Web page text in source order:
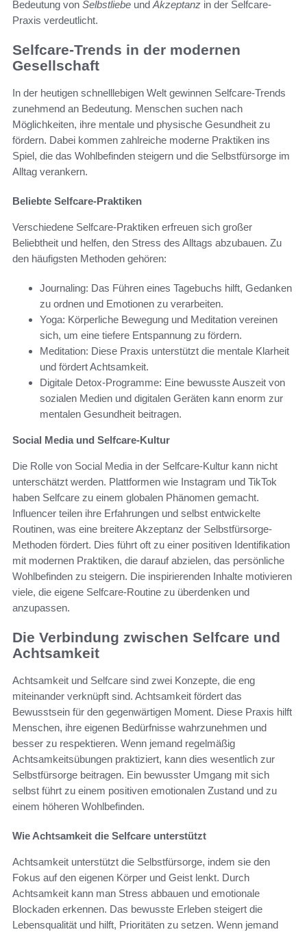
Bedeutung von Selbstliebe und Akzeptanz in der Selfcare-
Praxis verdeutlicht.
Selfcare-Trends in der modernen
Gesellschaft
In der heutigen schnelllebigen Welt gewinnen Selfcare-Trends
zunehmend an Bedeutung. Menschen suchen nach
Möglichkeiten, ihre mentale und physische Gesundheit zu
fördern. Dabei kommen zahlreiche moderne Praktiken ins
Spiel, die das Wohlbefinden steigern und die Selbstfürsorge im
Alltag verankern.
Beliebte Selfcare-Praktiken
Verschiedene Selfcare-Praktiken erfreuen sich großer
Beliebtheit und helfen, den Stress des Alltags abzubauen. Zu
den häufigsten Methoden gehören:
Journaling: Das Führen eines Tagebuchs hilft, Gedanken
zu ordnen und Emotionen zu verarbeiten.
Yoga: Körperliche Bewegung und Meditation vereinen
sich, um eine tiefere Entspannung zu fördern.
Meditation: Diese Praxis unterstützt die mentale Klarheit
und fördert Achtsamkeit.
Digitale Detox-Programme: Eine bewusste Auszeit von
sozialen Medien und digitalen Geräten kann enorm zur
mentalen Gesundheit beitragen.
Social Media und Selfcare-Kultur
Die Rolle von Social Media in der Selfcare-Kultur kann nicht
unterschätzt werden. Plattformen wie Instagram und TikTok
haben Selfcare zu einem globalen Phänomen gemacht.
Influencer teilen ihre Erfahrungen und selbst entwickelte
Routinen, was eine breitere Akzeptanz der Selbstfürsorge-
Methoden fördert. Dies führt oft zu einer positiven Identifikation
mit modernen Praktiken, die darauf abzielen, das persönliche
Wohlbefinden zu steigern. Die inspirierenden Inhalte motivieren
viele, die eigene Selfcare-Routine zu überdenken und
anzupassen.
Die Verbindung zwischen Selfcare und
Achtsamkeit
Achtsamkeit und Selfcare sind zwei Konzepte, die eng
miteinander verknüpft sind. Achtsamkeit fördert das
Bewusstsein für den gegenwärtigen Moment. Diese Praxis hilft
Menschen, ihre eigenen Bedürfnisse wahrzunehmen und
besser zu respektieren. Wenn jemand regelmäßig
Achtsamkeitsübungen praktiziert, kann dies wesentlich zur
Selbstfürsorge beitragen. Ein bewusster Umgang mit sich
selbst führt zu einem positiven emotionalen Zustand und zu
einem höheren Wohlbefinden.
Wie Achtsamkeit die Selfcare unterstützt
Achtsamkeit unterstützt die Selbstfürsorge, indem sie den
Fokus auf den eigenen Körper und Geist lenkt. Durch
Achtsamkeit kann man Stress abbauen und emotionale
Blockaden erkennen. Das bewusste Erleben steigert die
Lebensqualität und hilft, Prioritäten zu setzen. Wenn jemand